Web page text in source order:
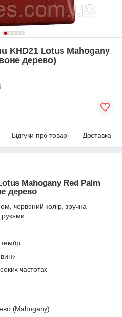
KHD21 Lotus Mahogany
дерево)
Відгуки про товар Доставка
Mahogany Red Palm
дерево
червоний колір, зручна
руками
тембр
частотах
(Mahogany)